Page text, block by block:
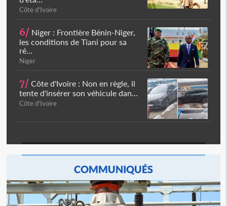
Côte d'Ivoire
6/ Niger : Frontière Bénin-Niger,
les conditions de Tiani pour sa
ré...
Niger
7/ Côte d'Ivoire : Non en règle, il
tente d'insérer son véhicule dan...
Côte d'Ivoire
COMMUNIQUÉS